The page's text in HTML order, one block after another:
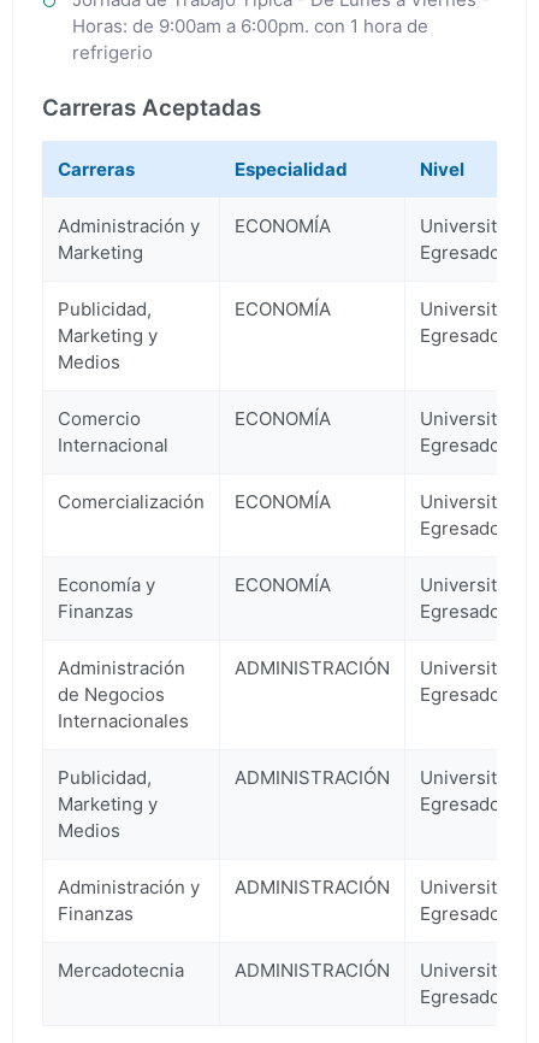
Horas: de 9:00am a 6:00pm. con 1 hora de
refrigerio
Carreras Aceptadas
Carreras Especialidad Nivel
Administración y
Marketing
ECONOMÍA
Universitario
Egresado
Publicidad,
Marketing y
Medios
ECONOMÍA
Universitario
Egresado
Comercio
Internacional
ECONOMÍA
Universitario
Egresado
Comercialización ECONOMÍA
Universitario
Egresado
Economía y
Finanzas
ECONOMÍA
Universitario
Egresado
Administración
de Negocios
Internacionales
ADMINISTRACIÓN
Universitario
Egresado
Publicidad,
Marketing y
Medios
ADMINISTRACIÓN
Universitario
Egresado
Administración y
Finanzas
ADMINISTRACIÓN
Universitario
Egresado
Mercadotecnia ADMINISTRACIÓN
Universitario
Egresado